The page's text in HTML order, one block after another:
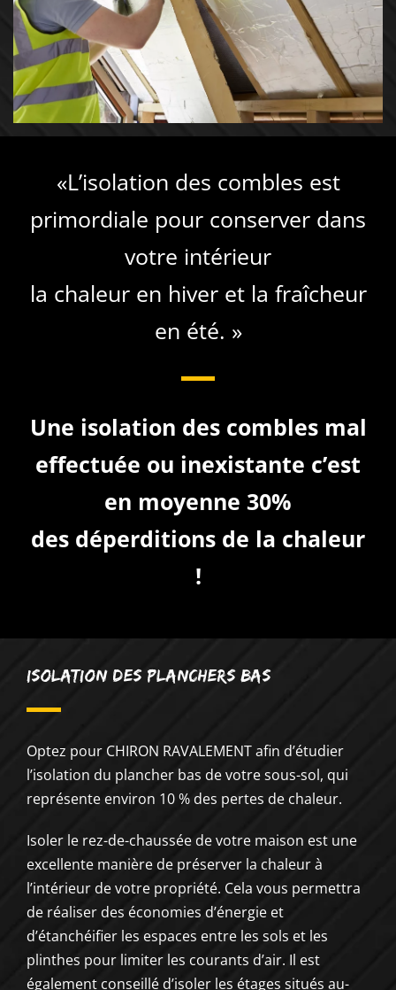
«L’isolation des combles est
primordiale pour conserver dans
votre intérieur
la chaleur en hiver et la fraîcheur
en été. »
Une isolation des combles mal
effectuée ou inexistante c’est
en moyenne 30%
des déperditions de la chaleur
!
Isolation des planchers bas
Optez pour CHIRON RAVALEMENT afin d’étudier
l’isolation du plancher bas de votre sous-sol, qui
représente environ 10 % des pertes de chaleur.
Isoler le rez-de-chaussée de votre maison est une
excellente manière de préserver la chaleur à
l’intérieur de votre propriété. Cela vous permettra
de réaliser des économies d’énergie et
d’étanchéifier les espaces entre les sols et les
plinthes pour limiter les courants d’air. Il est
également conseillé d’isoler les étages situés au-